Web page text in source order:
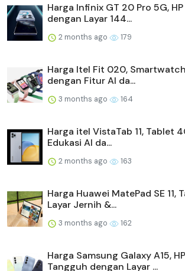
Harga Infinix GT 20 Pro 5G,
dengan Layar 144...
2 months ago 179
Harga Itel Fit 020,
dengan Fitur AI da...
3 months ago 164
Harga itel VistaTab 11, Tablet
Edukasi AI da...
2 months ago 163
Harga Huawei MatePad SE 11,
Layar Jernih &...
3 months ago 162
Harga Samsung Galaxy A15,
Tangguh dengan Layar ...